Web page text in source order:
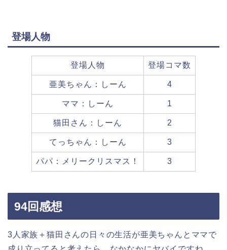
登場人物
登場人物 登場コマ数
亜美ちゃん：しーん 4
ママ：しーん 1
猫田さん：しーん 2
てっちゃん：しーん 3
パパ：メリークリスマス！ 3
94回感想
3人家族＋猫田さんの日々の生活が亜美ちゃんとママで